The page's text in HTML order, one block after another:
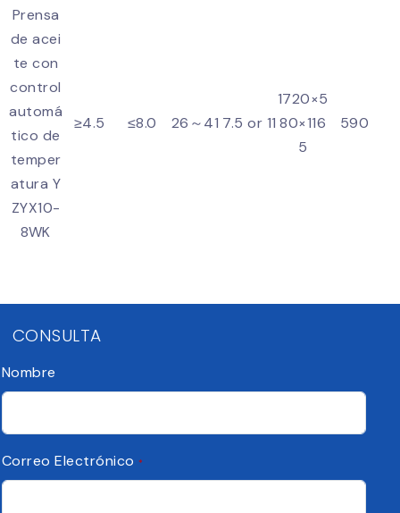
Prensa
de acei
te con
control
automá
tico de
temper
atura Y
ZYX10-
8WK
≥4.5 ≤8.0 26～41 7.5 or 11
1720×5
80×116
5
590
CONSULTA
Nombre
Correo Electrónico*